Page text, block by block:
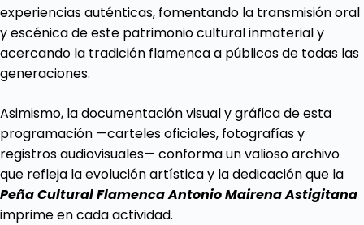
experiencias auténticas, fomentando la transmisión oral
y escénica de este patrimonio cultural inmaterial y
acercando la tradición flamenca a públicos de todas las
generaciones.
Asimismo, la documentación visual y gráfica de esta
programación —carteles oficiales, fotografías y
registros audiovisuales— conforma un valioso archivo
que refleja la evolución artística y la dedicación que la
Peña Cultural Flamenca Antonio Mairena Astigitana
imprime en cada actividad.